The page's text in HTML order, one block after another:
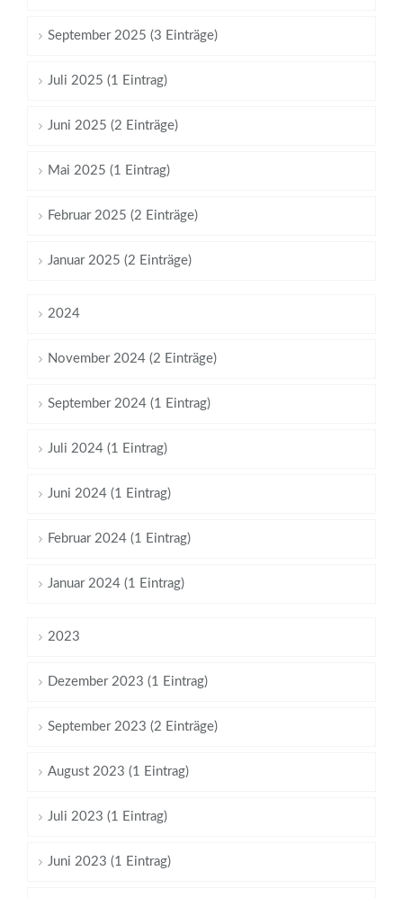
September 2025 (3 Einträge)
Juli 2025 (1 Eintrag)
Juni 2025 (2 Einträge)
Mai 2025 (1 Eintrag)
Februar 2025 (2 Einträge)
Januar 2025 (2 Einträge)
2024
November 2024 (2 Einträge)
September 2024 (1 Eintrag)
Juli 2024 (1 Eintrag)
Juni 2024 (1 Eintrag)
Februar 2024 (1 Eintrag)
Januar 2024 (1 Eintrag)
2023
Dezember 2023 (1 Eintrag)
September 2023 (2 Einträge)
August 2023 (1 Eintrag)
Juli 2023 (1 Eintrag)
Juni 2023 (1 Eintrag)